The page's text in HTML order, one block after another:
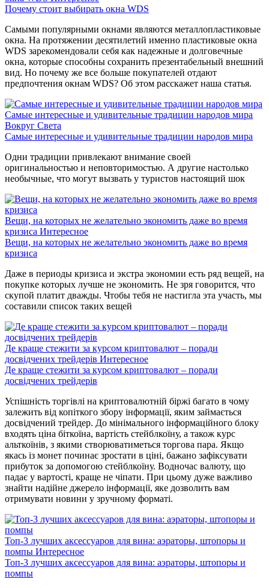
Почему стоит выбирать окна WDS
Самыми популярными окнами являются металлопластиковые
окна. На протяжении десятилетий именно пластиковые окна
WDS зарекомендовали себя как надежные и долговечные
окна, которые способны сохранить презентабельный внешний
вид. Но почему же все больше покупателей отдают
предпочтения окнам WDS? Об этом расскажет наша статья.
Самые интересные и удивительные традиции народов мира
Вокруг Света
Самые интересные и удивительные традиции народов мира
Одни традиции привлекают внимание своей
оригинальностью и неповторимостью. А другие настолько
необычные, что могут вызвать у туристов настоящий шок
Вещи, на которых не желательно экономить даже во время
кризиса Интересное
Вещи, на которых не желательно экономить даже во время
кризиса
Даже в периоды кризиса и экстра экономии есть ряд вещей, на
покупке которых лучше не экономить. Не зря говорится, что
скупой платит дважды. Чтобы тебя не настигла эта участь, мы
составили список таких вещей
Де краще стежити за курсом криптовалют – поради
досвідчених трейдерів Интересное
Де краще стежити за курсом криптовалют – поради
досвідчених трейдерів
Успішність торгівлі на криптовалютній біржі багато в чому
залежить від копіткого збору інформації, яким займається
досвідчений трейдер. До мінімального інформаційного блоку
входять ціна біткоїна, вартість стейблкоїну, а також курс
альткоїнів, з якими створюватиметься торгова пара. Якщо
якась із монет починає зростати в ціні, бажано зафіксувати
прибуток за допомогою стейблкоїну. Водночас валюту, що
падає у вартості, краще не чіпати. При цьому дуже важливо
знайти надійне джерело інформації, яке дозволить вам
отримувати новини у зручному форматі.
Топ-3 лучших аксессуаров для вина: аэраторы, штопоры и
помпы Интересное
Топ-3 лучших аксессуаров для вина: аэраторы, штопоры и
помпы